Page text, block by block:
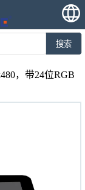
搜索
，带24位RGB